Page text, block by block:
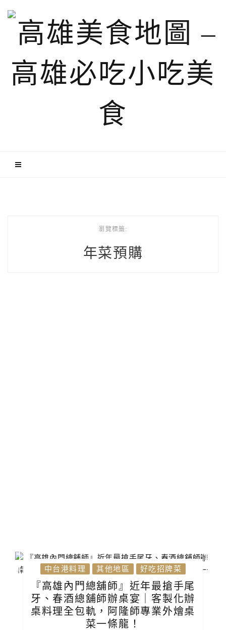
瀏覽標籤:
年菜預購
中台港料理 其他地區 好吃招牌菜
『高雄內門總舖師』近年最搶手尾
牙、春酒總舖師辦桌宴｜客製化辦
桌料理全包軌，阿隆師專業外燴桌
菜一條龍！